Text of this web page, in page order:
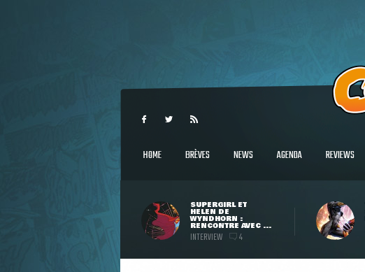
HOME BRÈVES NEWS AGENDA REVIEWS
SUPERGIRL ET
HELEN DE
WYNDHORN :
RENCONTRE AVEC ...
INTERVIEW 4